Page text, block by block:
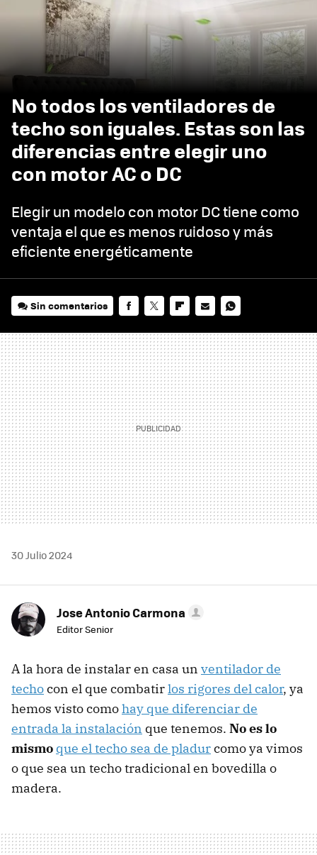
No todos los ventiladores de
techo son iguales. Estas son las
diferencias entre elegir uno
con motor AC o DC
Elegir un modelo con motor DC tiene como
ventaja el que es menos ruidoso y más
eficiente energéticamente
Sin comentarios
MAIL
30 Julio 2024
Jose Antonio Carmona
Editor Senior
A la hora de instalar en casa un ventilador de
techocon el que combatirlos rigores del calor, ya
hemos visto comohay que diferenciar de
entrada la instalación que tenemos. No es lo
mismo que el techo sea de pladurcomo ya vimos
o que sea un techo tradicional en bovedilla o
madera.